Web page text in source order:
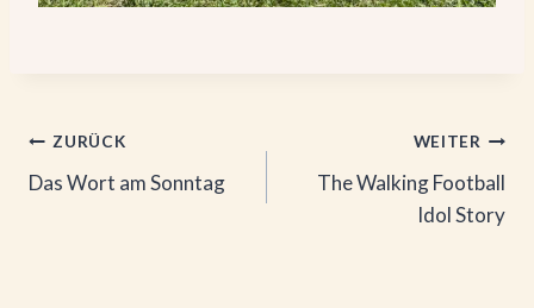
Beitragsnavigation
ZURÜCK
Das Wort am Sonntag
WEITER
The Walking Football
Idol Story